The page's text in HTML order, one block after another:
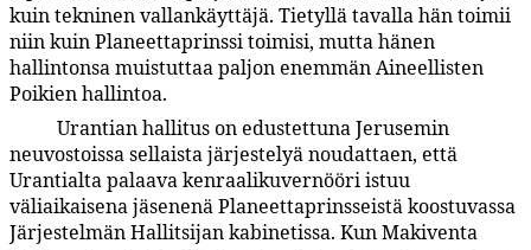
kuin tekninen vallankäyttäjä. Tietyllä tavalla hän toimii
niin kuin Planeettaprinssi toimisi, mutta hänen
hallintonsa muistuttaa paljon enemmän Aineellisten
Poikien hallintoa.
Urantian hallitus on edustettuna Jerusemin
neuvostoissa sellaista järjestelyä noudattaen, että
Urantialta palaava kenraalikuvernööri istuu
väliaikaisena jäsenenä Planeettaprinsseistä koostuvassa
Järjestelmän Hallitsijan kabinetissa. Kun Makiventa